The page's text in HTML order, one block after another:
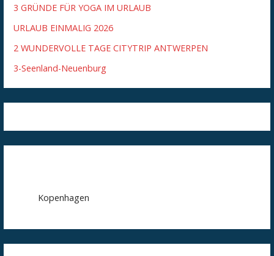
3 GRÜNDE FÜR YOGA IM URLAUB
URLAUB EINMALIG 2026
2 WUNDERVOLLE TAGE CITYTRIP ANTWERPEN
3-Seenland-Neuenburg
Kopenhagen